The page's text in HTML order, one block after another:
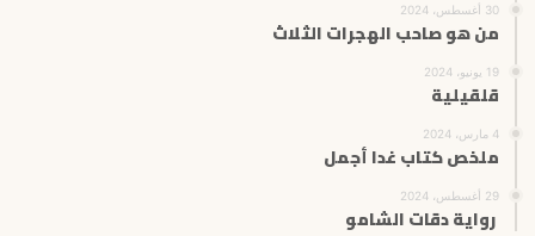
30 أغسطس، 2024
من هو صاحب الهجرات الثلاث
19 يونيو، 2024
قلقيلية
4 مارس، 2024
ملخص كتاب غدا أجمل
29 أغسطس، 2024
رواية دقات الشامو